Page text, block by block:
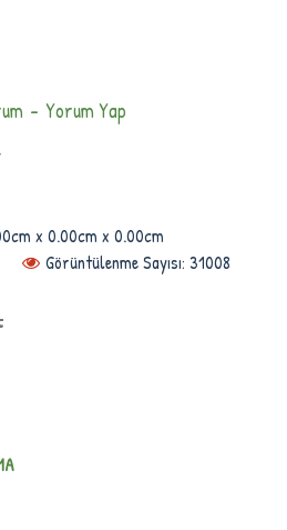
x 0.00cm x 0.00cm
Görüntülenme Sayısı: 31008
- Yorum Yap